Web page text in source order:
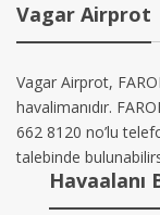
Vagar Airprot
Vagar Airprot,
havalimanıdır.
662 8120 no’lu
talebinde
Havaalanı